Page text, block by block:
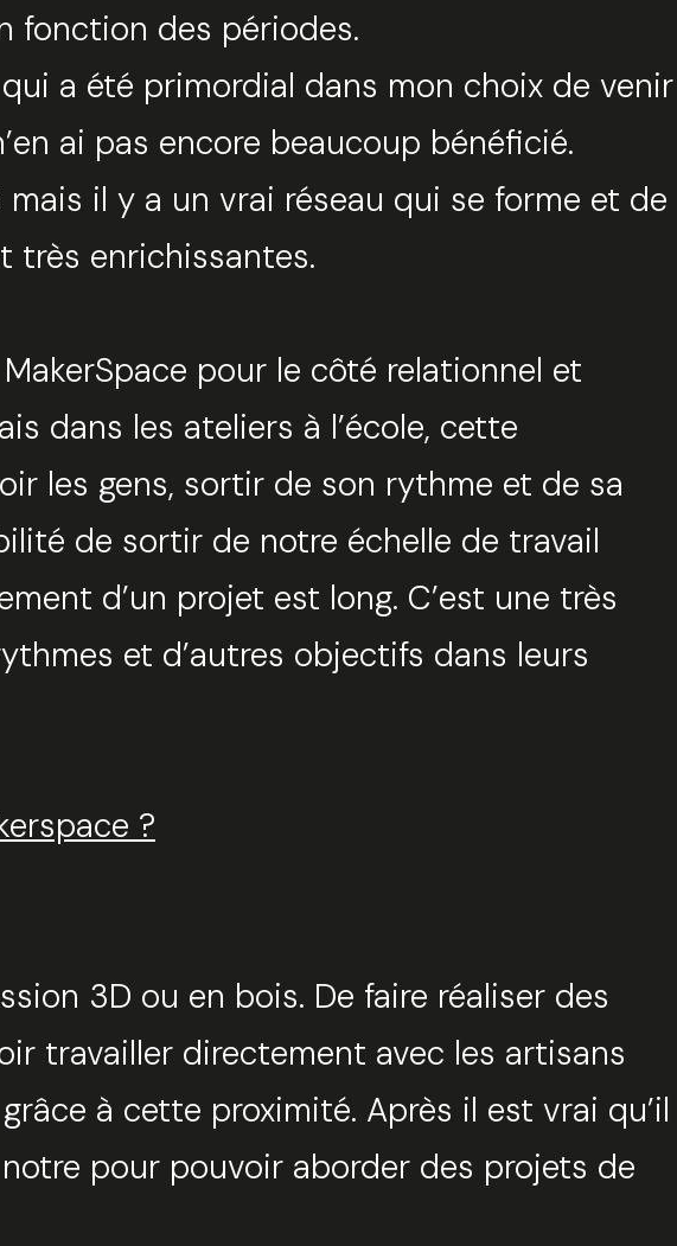
fonction des périodes.
a été primordial dans mon choix de venir
ai pas encore beaucoup bénéficié.
il y a un vrai réseau qui se forme et de
très enrichissantes.
pour le côté relationnel et
dans les ateliers à l’école, cette
les gens, sortir de son rythme et de sa
de sortir de notre échelle de travail
d’un projet est long. C’est une très
et d’autres objectifs dans leurs
?
3D ou en bois. De faire réaliser des
travailler directement avec les artisans
à cette proximité. Après il est vrai qu’il
pour pouvoir aborder des projets de